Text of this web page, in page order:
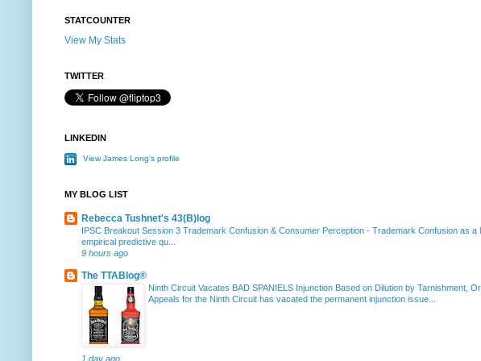
STATCOUNTER
View My Stats
TWITTER
LINKEDIN
View James Long's profile
MY BLOG LIST
Rebecca Tushnet's 43(B)log
IPSC Breakout Session 3 Trademark Confusion & Consumer Perception - Trademark Confusion as a
empirical predictive qu...
9 hours ago
The TTABlog®
Ninth Circuit Vacates BAD SPANIELS Injunction Based on Dilution by Tarnishment,
Appeals for the Ninth Circuit has vacated the permanent injunction issue...
1 day ago